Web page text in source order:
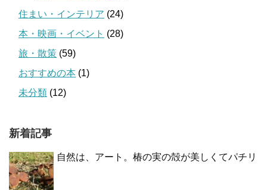
住まい・インテリア (24)
本・映画・イベント (28)
旅・散策 (59)
おすすめの本 (1)
未分類 (12)
新着記事
自然は、アート。椿の実の殻が美しくてパチリ